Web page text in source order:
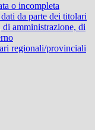
o incompleta
da parte dei titolari
amministrazione, di
regionali/provinciali